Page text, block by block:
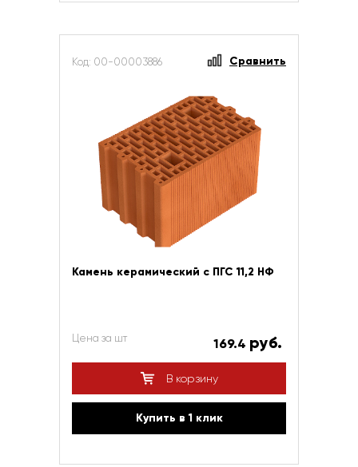
Код: 00-00003886 Сравнить
Камень керамический с ПГС 11,2 НФ
Цена за шт 169.4 руб.
В корзину
Купить в 1 клик